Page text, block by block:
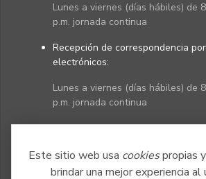
Este sitio web usa cookiespropias
brindar una mejor experiencia al
Lunes a viernes (días hábiles) de
p.m. jornada continua
Recepción de correspondencia
electrónicos:
Lunes a viernes (días hábiles) de
p.m. jornada continua